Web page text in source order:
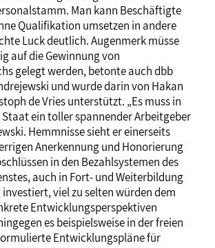
Man kann Beschäftigte
Qualifikation umsetzen in andere
Luck deutlich. Augenmerk müsse
auf die Gewinnung von
gelegt werden, betonte auch dbb
und wurde darin von Hakan
de Vries unterstützt. „Es muss in
Staat ein toller spannender Arbeitgeber
Hemmnisse sieht er einerseits
Anerkennung und Honorierung
in den Bezahlsystemen des
auch in Fort- und Weiterbildung
viel zu selten würden dem
Entwicklungsperspektiven
es beispielsweise in der freien
Entwicklungspläne für